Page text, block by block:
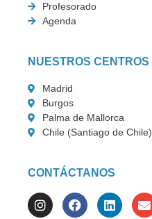
Profesorado
Agenda
NUESTROS CENTROS
Madrid
Burgos
Palma de Mallorca
Chile (Santiago de Chile)
CONTÁCTANOS